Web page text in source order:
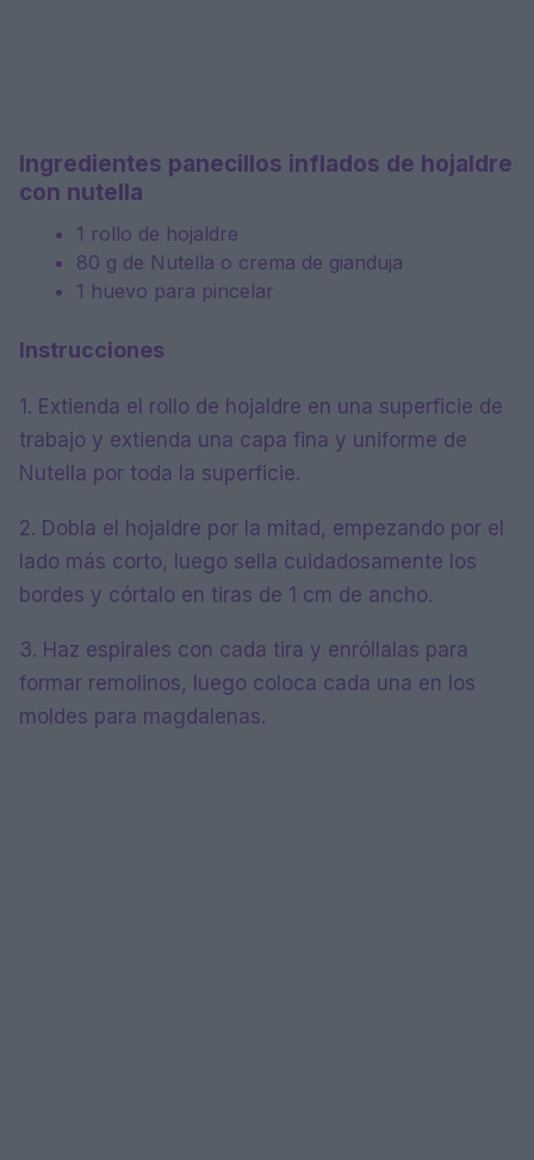
Ingredientes panecillos inflados de hojaldre
con nutella
1 rollo de hojaldre
80 g de Nutella o crema de gianduja
1 huevo para pincelar
Instrucciones
1. Extienda el rollo de hojaldre en una superficie de
trabajo y extienda una capa fina y uniforme de
Nutella por toda la superficie.
2. Dobla el hojaldre por la mitad, empezando por el
lado más corto, luego sella cuidadosamente los
bordes y córtalo en tiras de 1 cm de ancho.
3. Haz espirales con cada tira y enróllalas para
formar remolinos, luego coloca cada una en los
moldes para magdalenas.